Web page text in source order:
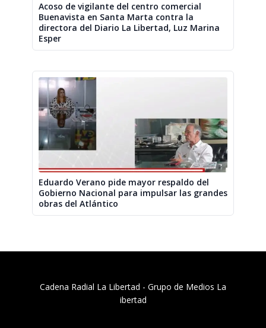
Acoso de vigilante del centro comercial
Buenavista en Santa Marta contra la
directora del Diario La Libertad, Luz Marina
Esper
Eduardo Verano pide mayor respaldo del
Gobierno Nacional para impulsar las grandes
obras del Atlántico
Cadena Radial La Libertad​ - Grupo de Medios La
ibertad